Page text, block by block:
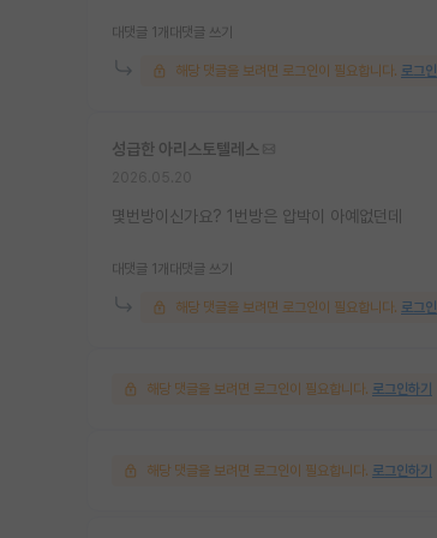
대댓글 1개 대댓글 쓰기
해당 댓글을 보려면 로그인이 필요합니다. 로그
성급한 아리스토텔레스
몇번방이신가요? 1번방은 압박이 아예없던데
대댓글 1개 대댓글 쓰기
해당 댓글을 보려면 로그인이 필요합니다. 로그
해당 댓글을 보려면 로그인이 필요합니다. 로그인하기
해당 댓글을 보려면 로그인이 필요합니다. 로그인하기